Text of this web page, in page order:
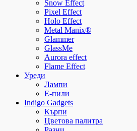
Snow Effect
Pixel Effect
Holo Effect
Metal Manix®
Glammer
GlassMe
Aurora effect
Flame Effect
Уреди
Лампи
E-пили
Indigo Gadgets
Кърпи
Цветова палитра